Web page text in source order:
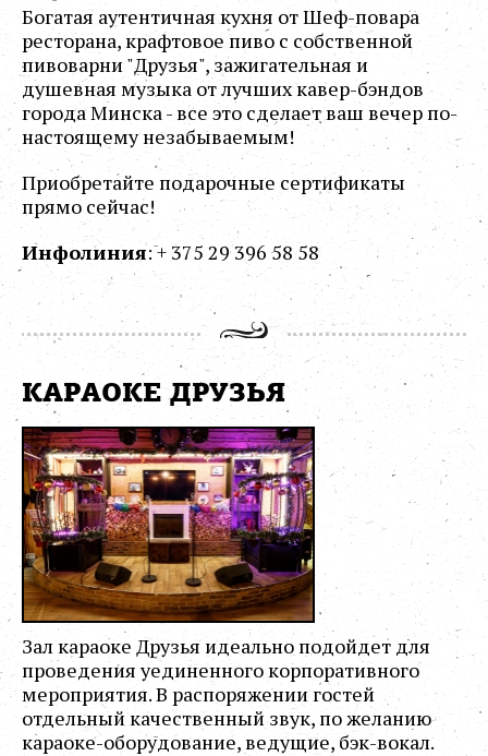
Богатая аутентичная кухня от Шеф-повара
ресторана, крафтовое пиво с собственной
пивоварни "Друзья", зажигательная и
душевная музыка от лучших кавер-бэндов
города Минска - все это сделает ваш вечер по-
настоящему незабываемым!
Приобретайте подарочные сертификаты
прямо сейчас!
Инфолиния: + 375 29 396 58 58
КАРАОКЕ ДРУЗЬЯ
Зал караоке Друзья идеально подойдет для
проведения уединенного корпоративного
мероприятия. В распоряжении гостей
отдельный качественный звук, по желанию
караоке-оборудование, ведущие, бэк-вокал.